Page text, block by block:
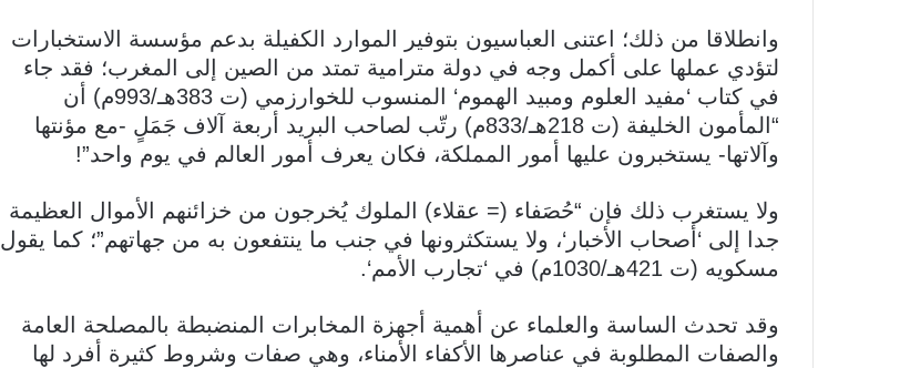
وانطلاقا من ذلك؛ اعتنى العباسيون بتوفير الموارد الكفيلة بدعم مؤسسة الاستخبارات
لتؤدي عملها على أكمل وجه في دولة مترامية تمتد من الصين إلى المغرب؛ فقد جاء
في كتاب ‘مفيد العلوم ومبيد الهموم‘ المنسوب للخوارزمي (ت 383هـ/993م) أن
“المأمون الخليفة (ت 218هـ/833م) رتّب لصاحب البريد أربعة آلاف جَمَلٍ -مع مؤنتها
وآلاتها- يستخبرون عليها أمور المملكة، فكان يعرف أمور العالم في يوم واحد”!
ولا يستغرب ذلك فإن “حُصَفاء (= عقلاء) الملوك يُخرجون من خزائنهم الأموال العظيمة
جدا إلى ‘أصحاب الأخبار‘، ولا يستكثرونها في جنب ما ينتفعون به من جهاتهم”؛ كما يقول
مسكويه (ت 421هـ/1030م) في ‘تجارب الأمم‘.
وقد تحدث الساسة والعلماء عن أهمية أجهزة المخابرات المنضبطة بالمصلحة العامة
والصفات المطلوبة في عناصرها الأكفاء الأمناء، وهي صفات وشروط كثيرة أفرد لها
أشبه الليلة بالبارحة ! (يونس العلوي
المدغري)